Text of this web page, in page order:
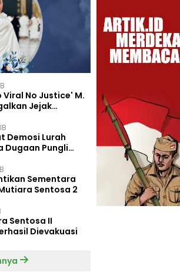
No Justice' M.
Jejak
Demosi Lurah
Dugaan Pungli
Sementara
Sentosa 2
Sentosa II
Dievakuasi